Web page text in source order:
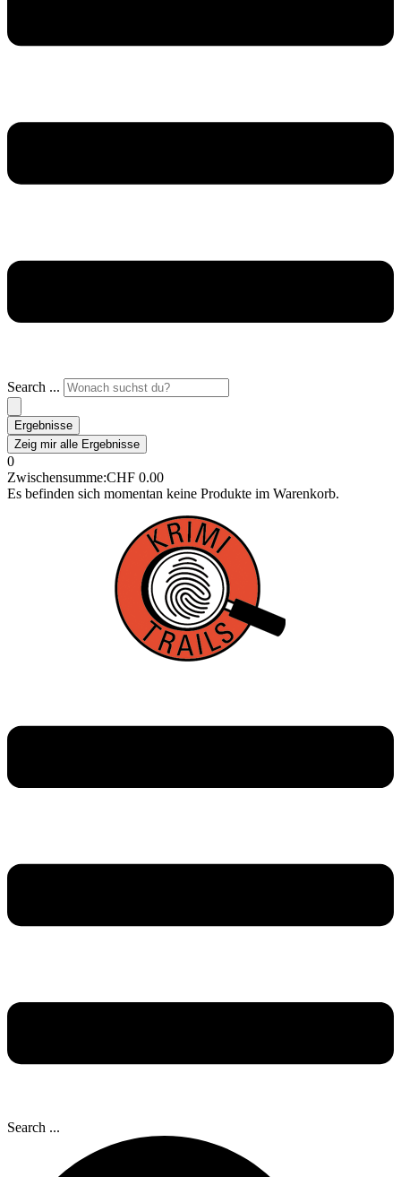
Search ...
Ergebnisse
Zeig mir alle Ergebnisse
0
Zwischensumme:CHF 0.00
Es befinden sich momentan keine Produkte im Warenkorb.
Search ...